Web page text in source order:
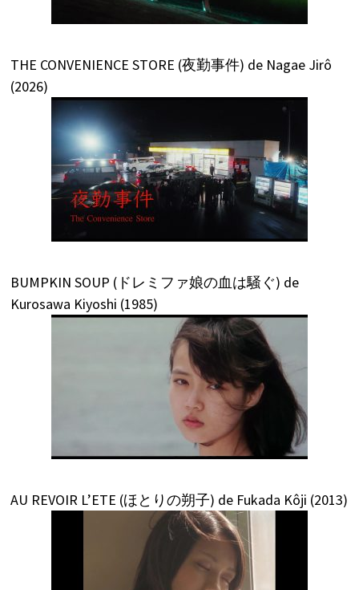
THE CONVENIENCE STORE (夜勤事件) de Nagae Jirô
(2026)
BUMPKIN SOUP (ドレミファ娘の血は騒ぐ) de
Kurosawa Kiyoshi (1985)
AU REVOIR L’ETE (ほとりの朔子) de Fukada Kôji (2013)